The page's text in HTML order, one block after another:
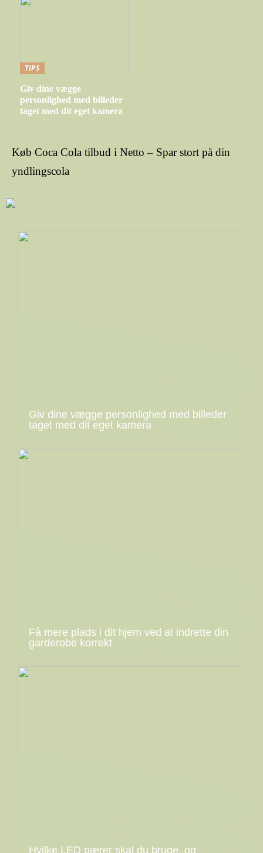
TIPS
Giv dine vægge
personlighed med billeder
taget med dit eget kamera
Køb Coca Cola tilbud i Netto – Spar stort på din
yndlingscola
Giv dine vægge personlighed med billeder
taget med dit eget kamera
Få mere plads i dit hjem ved at indrette din
garderobe korrekt
Hvilke LED pærer skal du bruge, og